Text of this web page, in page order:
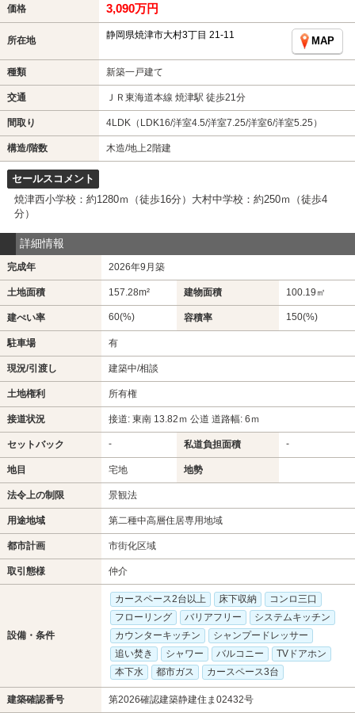
価格 3,090万円
所在地 静岡県焼津市大村3丁目 21-11
MAP
種類 新築一戸建て
交通 ＪＲ東海道本線 焼津駅 徒歩21分
間取り 4LDK（LDK16/洋室4.5/洋室7.25/洋室6/洋室5.25）
構造/階数 木造/地上2階建
セールスコメント
焼津西小学校：約1280ｍ（徒歩16分）大村中学校：約250ｍ（徒歩4
分）
詳細情報
完成年 2026年9月築
土地面積 157.28m² 建物面積 100.19㎡
建ぺい率 60(%) 容積率 150(%)
駐車場 有
現況/引渡し 建築中/相談
土地権利 所有権
接道状況 接道: 東南 13.82ｍ 公道 道路幅: 6ｍ
セットバック - 私道負担面積 -
地目 宅地 地勢
法令上の制限 景観法
用途地域 第二種中高層住居専用地域
都市計画 市街化区域
取引態様 仲介
設備・条件
カースペース2台以上 床下収納
コンロ三口
フローリング
バリアフリー
システムキッチン
カウンターキッチン
シャンプードレッサー
追い焚き
シャワー バルコニー
TVドアホン
本下水
都市ガス カースペース3台
建築確認番号 第2026確認建築静建住ま02432号